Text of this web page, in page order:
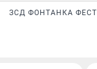
ЗСД ФОНТАНКА ФЕСТ